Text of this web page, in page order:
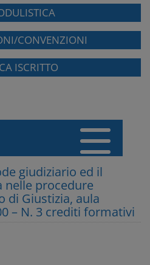
CONVENZIONI
ISCRITTO
giudiziario ed il
nelle procedure
di Giustizia, aula
– N. 3 crediti formativi